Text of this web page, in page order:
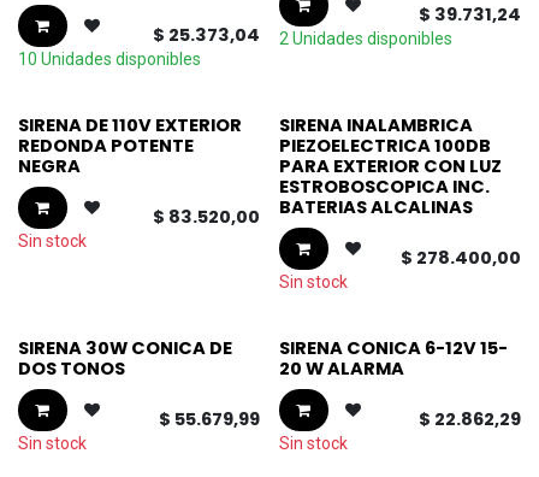
$ 25.373,04
10 Unidades disponibles
$ 39.731,24
2 Unidades disponibles
SIRENA DE 110V EXTERIOR
REDONDA POTENTE
NEGRA
$ 83.520,00
Sin stock
SIRENA INALAMBRICA
PIEZOELECTRICA 100DB
PARA EXTERIOR CON LUZ
ESTROBOSCOPICA INC.
BATERIAS ALCALINAS
$ 278.400,00
Sin stock
SIRENA 30W CONICA DE
DOS TONOS
$ 55.679,99
Sin stock
SIRENA CONICA 6-12V 15-
20 W ALARMA
$ 22.862,29
Sin stock